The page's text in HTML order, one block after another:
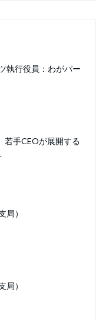
執行役員：わがパー
手CEOが展開する
局）
局）